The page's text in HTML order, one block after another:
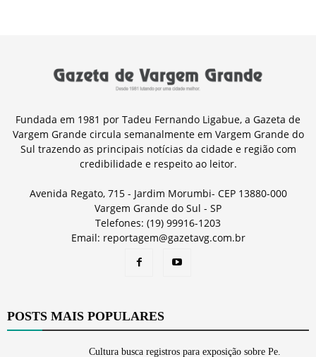
Fundada em 1981 por Tadeu Fernando Ligabue, a Gazeta de
Vargem Grande circula semanalmente em Vargem Grande do
Sul trazendo as principais notícias da cidade e região com
credibilidade e respeito ao leitor.
Avenida Regato, 715 - Jardim Morumbi- CEP 13880-000
Vargem Grande do Sul - SP
Telefones: (19) 99916-1203
Email: reportagem@gazetavg.com.br
POSTS MAIS POPULARES
Cultura busca registros para exposição sobre Pe.